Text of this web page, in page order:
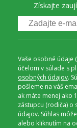
Získajte
Vaše osobné údaje
účelom v súlade s
osobných údajov.
pošleme na váš
ak máte menej ako
zástupcu (rodiča) o
údajov. Súhlas
alebo kliknutím na